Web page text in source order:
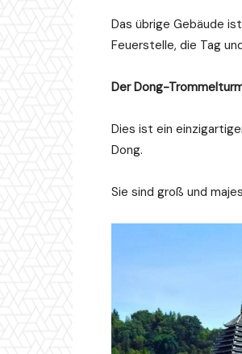
Das übrige Gebäude
Feuerstelle, die Tag
Der Dong-
Dies ist ein
Dong.
Sie sind groß und